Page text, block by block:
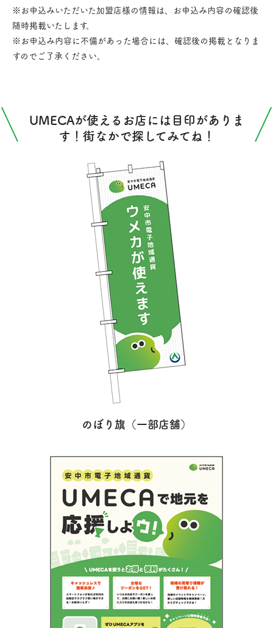
※お申込みいただいた加盟店様の情報は、お申込み内容の確認後
随時掲載いたします。
※お申込み内容に不備があった場合には、確認後の掲載となりま
すのでご了承ください。
UMECAが使えるお店には目印がありま
す！街なかで探してみてね！
のぼり旗（一部店舗）